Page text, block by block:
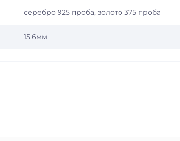
серебро 925 проба, золото 375 проба
15.6мм